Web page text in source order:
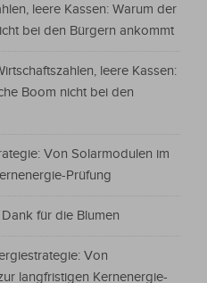
leere Kassen: Warum der
bei den Bürgern ankommt
leere Kassen:
Boom nicht bei den
Von Solarmodulen im
Prüfung
für die Blumen
Von
langfristigen Kernenergie-